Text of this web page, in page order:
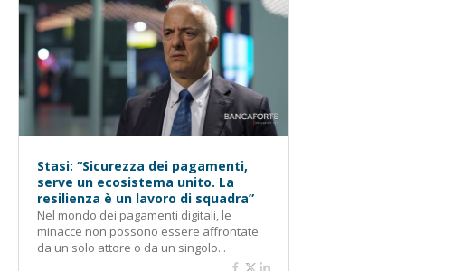
Stasi: “Sicurezza dei pagamenti,
serve un ecosistema unito. La
resilienza è un lavoro di squadra”
Nel mondo dei pagamenti digitali, le
minacce non possono essere affrontate
da un solo attore o da un singolo...